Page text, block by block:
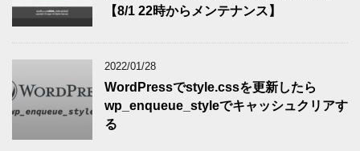
【8/1 22時からメンテナンス】
2022/01/28
WordPressでstyle.cssを更新したら
wp_enqueue_styleでキャッシュクリアす
る